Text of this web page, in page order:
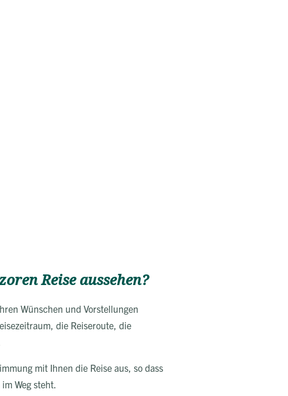
Reise aussehen?
Wünschen und Vorstellungen
die Reiseroute, die
mit Ihnen die Reise aus, so dass
Weg steht.